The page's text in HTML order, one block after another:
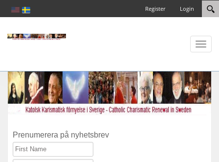
Login
Register
Toggle
Prenumerera på nyhetsbrev
First Name